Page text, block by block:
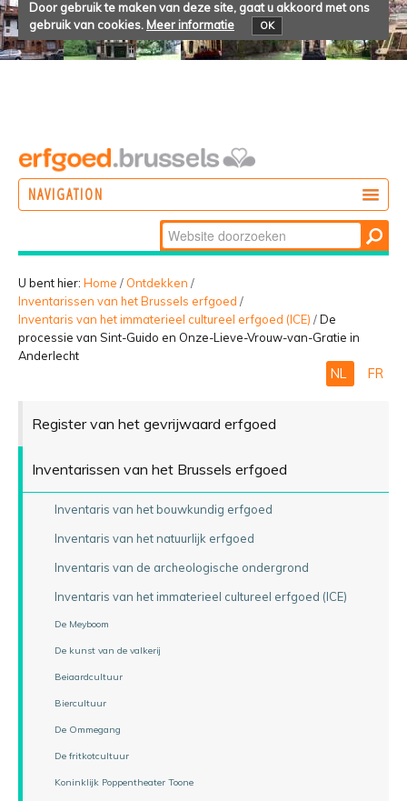
Door gebruik te maken van deze site, gaat u akkoord met ons
gebruik van cookies. Meer informatie OK
NAVIGATION
BELEVEN
Zoek
Geavanceerd
zoeken...
U bent hier: Home / Ontdekken /
Inventarissen van het Brussels erfgoed /
Inventaris van het immaterieel cultureel erfgoed (ICE) /De
processie van Sint-Guido en Onze-Lieve-Vrouw-van-Gratie in
Anderlecht
NL FR
Register van het gevrijwaard erfgoed
Inventarissen van het Brussels erfgoed
Inventaris van het bouwkundig erfgoed
Inventaris van het natuurlijk erfgoed
Inventaris van de archeologische ondergrond
Inventaris van het immaterieel cultureel erfgoed (ICE)
De Meyboom
De kunst van de valkerij
Beiaardcultuur
Biercultuur
De Ommegang
De fritkotcultuur
Koninklijk Poppentheater Toone